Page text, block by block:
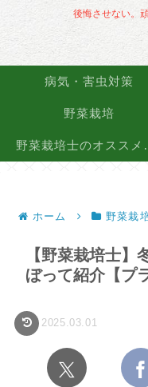
後悔させない。
病気・害虫対策
野菜栽培
野菜
ホーム 野菜栽
【野菜栽培士】
ぼって紹介【プ
2025.03.01